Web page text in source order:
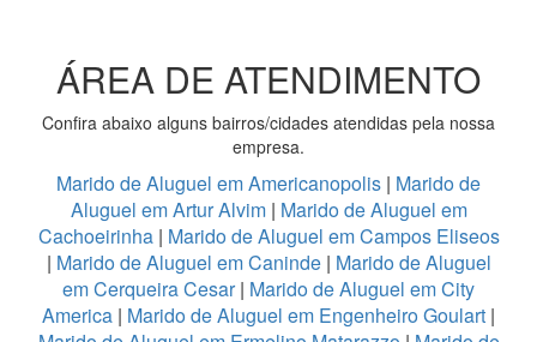
ÁREA DE ATENDIMENTO
Confira abaixo alguns bairros/cidades atendidas pela nossa
empresa.
Marido de Aluguel em Americanopolis | Marido de
Aluguel em Artur Alvim | Marido de Aluguel em
Cachoeirinha| Marido de Aluguel em Campos Eliseos
| Marido de Aluguel em Caninde| Marido de Aluguel
em Cerqueira Cesar| Marido de Aluguel em City
America | Marido de Aluguel em Engenheiro Goulart |